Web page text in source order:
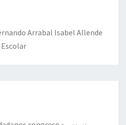
Arrabal Isabel Allende